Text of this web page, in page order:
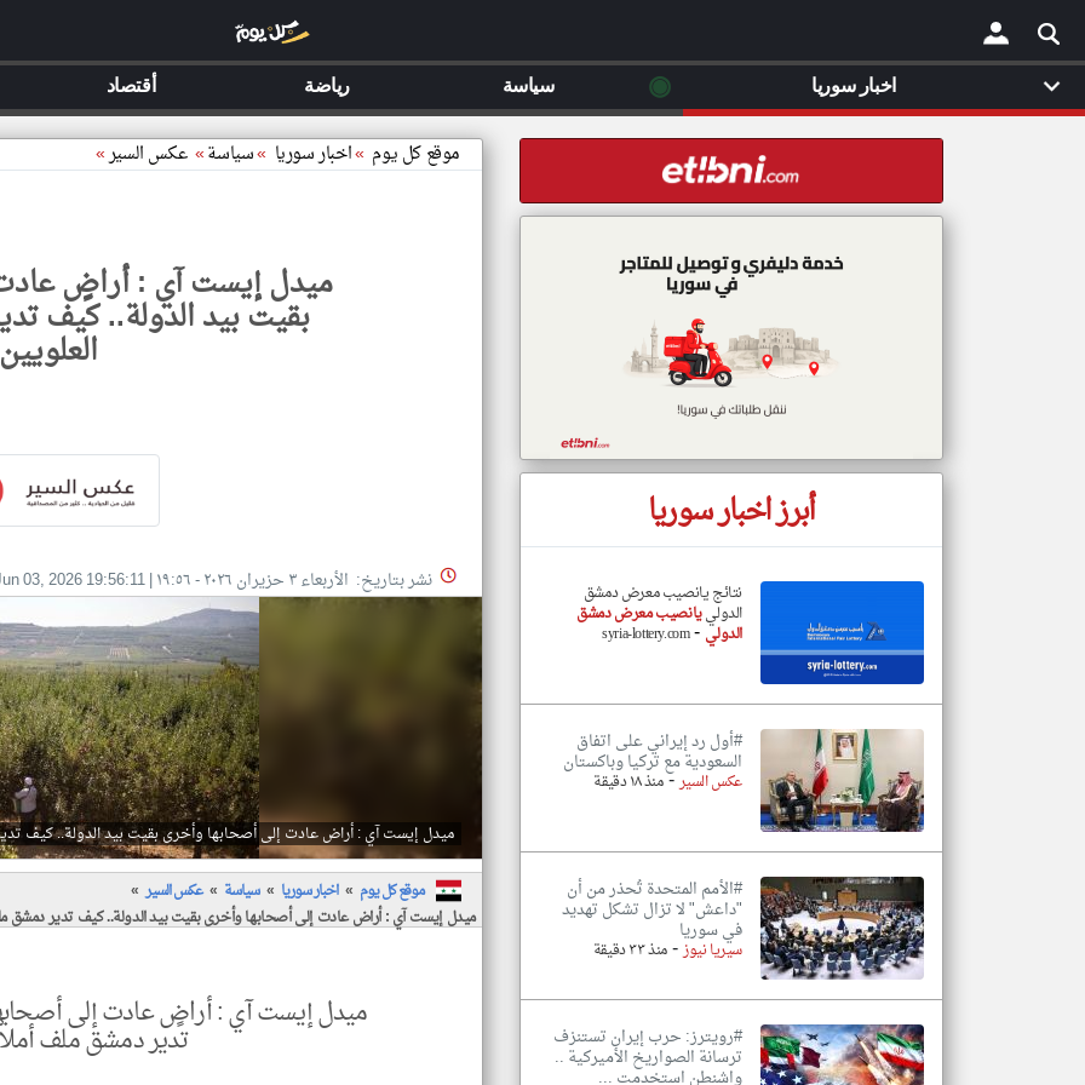
× موقع كل يوم »اخبار سوريا »سياسة» عكس السير»
ميدل إيست آي : أراضٍ
بقيت بيد الدولة.. كيف
نشر بتاريخ: الأربعاء ٣ حزيران ٢٠٢٦ - ١٩:٥٦ |
03, 2026 19:56:11
ميدل إيست آي : أراض عادت إلى أصحابها وأخرى بقيت بيد الدولة.. كيف
موقع كل يوم اخبار سوريا سياسة عكس السير
ميدل إيست آي : أراض عادت إلى أصحابها وأخرى بقيت بيد الدولة.. كيف تدير دمشق
ميدل إيست آي : أراضٍ عادت إلى
تدير دمشق ملف
أبرز اخبار سوريا
نتائج يانصيب معرض دمشق
الدولييانصيب معرض دمشق
الدولي-
syria-lottery.com
#أول رد إيراني على اتفاق
السعودية مع تركيا وباكستان
عكس السير-منذ ١٨ دقيقة
#الأمم المتحدة تُحذر من أن
"داعش" لا تزال تشكل تهديد
في سوريا
سيريا نيوز-منذ ٣٣ دقيقة
#رويترز: حرب إيران تستنزف
ترسانة الصواريخ الأميركية ..
واشنطن استخدمت ...
اخبار سوريا ◉ سياسة رياضة أقتصاد